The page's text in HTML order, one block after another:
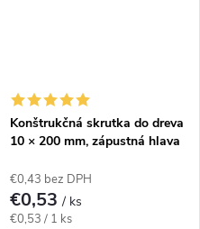
Konštrukčná skrutka do dreva
10 × 200 mm, zápustná hlava
€0,43 bez DPH
€0,53/ ks
Jednotková
€0,53 / 1 ks